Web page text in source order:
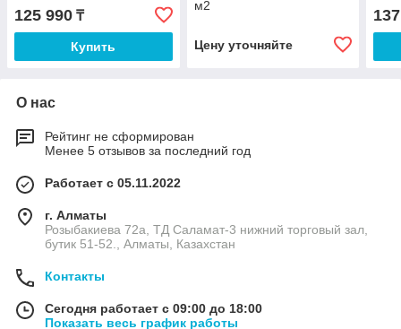
125 990 ₸
Купить
м2
Цену уточняйте
О нас
Рейтинг не сформирован
Менее 5 отзывов за последний год
Работает с 05.11.2022
г. Алматы
Розыбакиева 72а, ТД Саламат-3 нижний торговый зал,
бутик 51-52., Алматы, Казахстан
Контакты
Сегодня работает с 09:00 до 18:00
Показать весь график работы